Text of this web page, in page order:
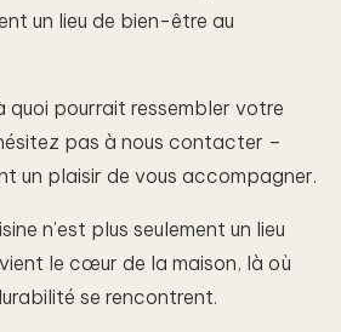
un lieu de bien-être au
quoi pourrait ressembler votre
pas à nous contacter –
un plaisir de vous accompagner.
n’est plus seulement un lieu
le cœur de la maison, là où
se rencontrent.